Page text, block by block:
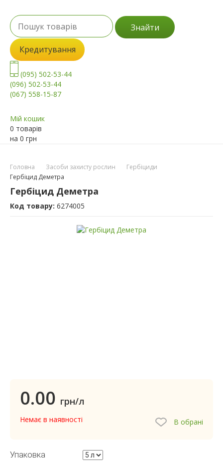
Знайти
Кредитування
(095) 502-53-44
(096) 502-53-44
(067) 558-15-87
Мій кошик
0 товарів
на 0 грн
Головна Засоби захисту рослин
Гербіциди
Гербіцид Деметра
Гербіцид Деметра
Код товару: 6274005
0.00 грн/л
Немає в наявності В обрані
Упаковка